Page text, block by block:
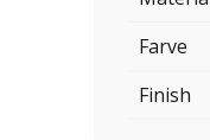
Farve
Finish